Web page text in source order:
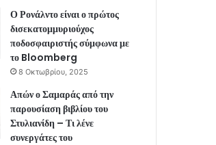
Ο Ρονάλντο είναι ο πρώτος
δισεκατομμυριούχος
ποδοσφαιριστής σύμφωνα με
το Bloomberg
8 Οκτωβρίου, 2025
Απών ο Σαμαράς από την
παρουσίαση βιβλίου του
Στυλιανίδη – Τι λένε
συνεργάτες του